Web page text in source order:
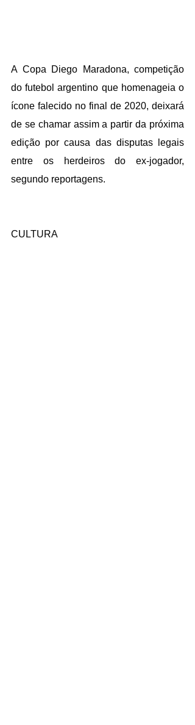
A Copa Diego Maradona, competição
do futebol argentino que homenageia o
ícone falecido no final de 2020, deixará
de se chamar assim a partir da próxima
edição por causa das disputas legais
entre os herdeiros do ex-jogador,
segundo reportagens.
CULTURA